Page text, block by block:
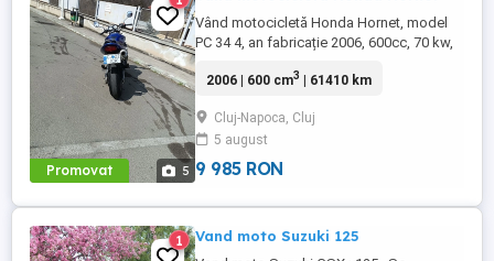
Promovat 5
Vând motocicletă Honda Hornet, model
PC 34 4, an fabricație 2006, 600cc, 70 kw,
august 2027 . Preț 1900 euro
2006 | 600 cm3 | 61410 km
Cluj-Napoca, Cluj
5 august
9 985 RON
1 Vand moto Suzuki 125